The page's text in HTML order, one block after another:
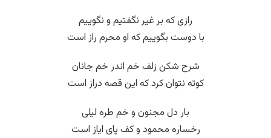
رازی که بر غیر نگفتیم و نگوییم
با دوست بگوییم که او محرم راز است
شرح شکن زلف خم اندر خم جانان
کوته نتوان کرد که این قصه دراز است
بار دل مجنون و خم طره لیلی
رخساره محمود و کف پای ایاز است